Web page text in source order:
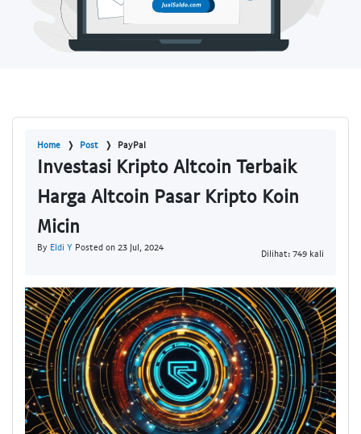
Home Post PayPal
Investasi Kripto Altcoin Terbaik
Harga Altcoin Pasar Kripto Koin
Micin
By Eldi Y Posted on 23 Jul, 2024
Dilihat: 749 kali